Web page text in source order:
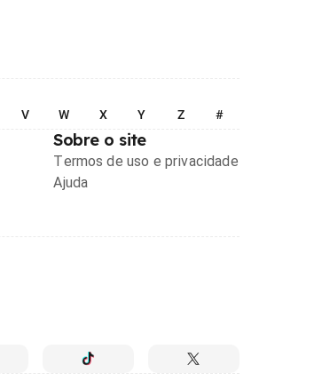
V W X Y Z #
Sobre o site
Termos de uso e privacidade
Ajuda